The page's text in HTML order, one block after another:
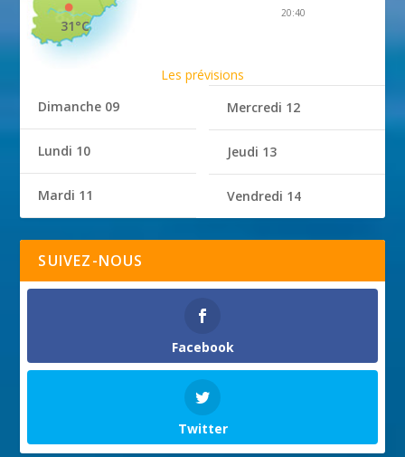
31°C
20:40
Les prévisions
Dimanche 09
Lundi 10
Mardi 11
Mercredi 12
Jeudi 13
Vendredi 14
SUIVEZ-NOUS
Facebook
Twitter